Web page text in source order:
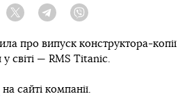
Twitter Telegram
про випуск конструктора-копії
світі — RMS Titanic.
на сайті компанії.